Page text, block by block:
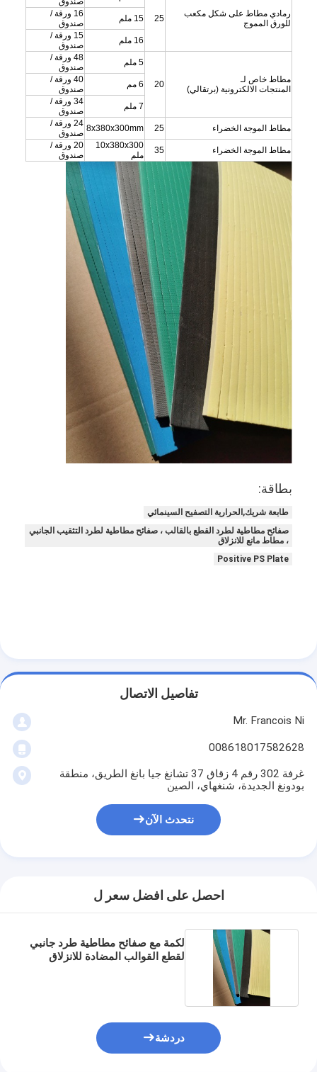
أشرطة فيديو
جولة في المعمل
مراقبة الجودة
اتصل بنا
آلة قطع الليزر
قطع الصلب القاعدة
آلة السيارات بندر
صناعيّ يرقّق آلة
آليّ تعليب آلة
وظيفة الصحافة المعدات
قبل معدات الصحافة
آلة الوسم الليزر
رمادي مطاط على شكل مكعب
للورق المموج
25
15 ملم
16 ورقة /
صندوق
16 ملم
15 ورقة /
صندوق
مطاط خاص لـ
المنتجات الالكترونية (برتقالي)
20
5 ملم
48 ورقة /
صندوق
6 مم
40 ورقة /
صندوق
7 ملم
34 ورقة /
صندوق
مطاط الموجة الخضراء
25
8x380x300mm
24 ورقة /
صندوق
مطاط الموجة الخضراء
35
10x380x300
ملم
20 ورقة /
صندوق
بطاقة:
طابعة شريك,الحرارية التصفيح السينمائي
صفائح مطاطية لطرد القطع بالقالب ، صفائح مطاطية لطرد التثقيب الجانبي
، مطاط مانع للانزلاق
Positive PS Plate
تفاصيل الاتصال
Mr. Francois Ni
008618017582628
غرفة 302 رقم 4 زقاق 37 تشانغ جيا بانغ الطريق، منطقة
بودونغ الجديدة، شنغهاي، الصين
نتحدث الآن
احصل على افضل سعر ل
لكمة مع صفائح مطاطية طرد جانبي
لقطع القوالب المضادة للانزلاق
دردشة